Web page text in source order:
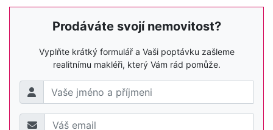
Prodáváte svojí nemovitost?
Vyplňte krátký formulář a Vaši poptávku zašleme
realitnímu makléři, který Vám rád pomůže.